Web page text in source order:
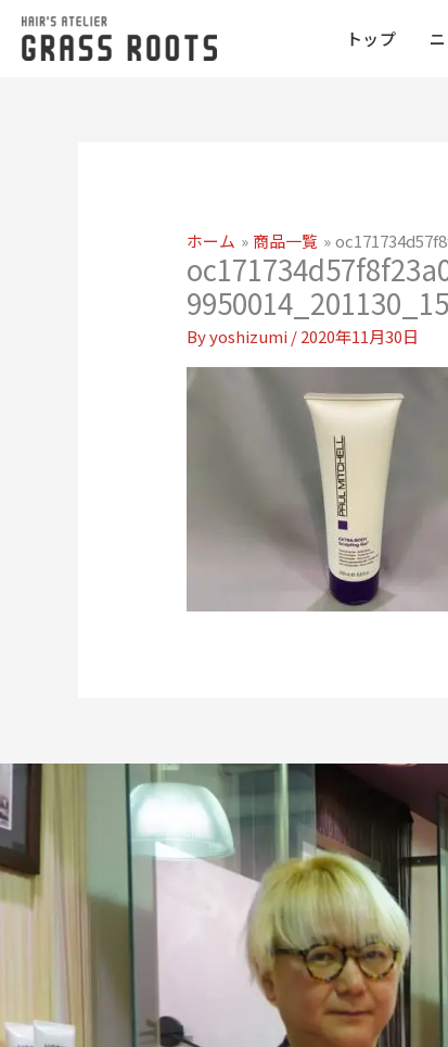
トップ
ホーム 商品一覧
9950014_201130_15
Byyoshizumi/2020年11月30日